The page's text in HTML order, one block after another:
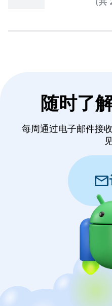
（共
随时了
每周通过电子邮件接
mail